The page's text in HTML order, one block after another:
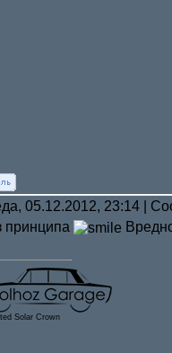
05.12.2012, 23:14 |
принципа
Solar Crown